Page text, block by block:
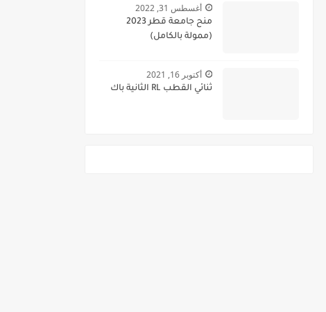
أغسطس 31, 2022
منح جامعة قطر 2023
(ممولة بالكامل)
أكتوبر 16, 2021
ثنائي القطب RL الثانية باك